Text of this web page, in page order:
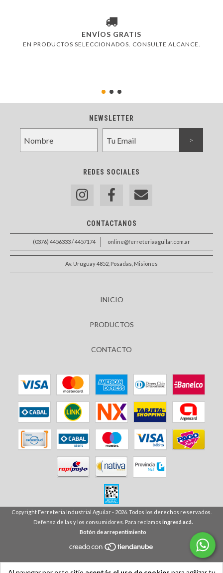
ENVÍOS GRATIS
EN PRODUCTOS SELECCIONADOS. CONSULTE ALCANCE.
NEWSLETTER
REDES SOCIALES
CONTACTANOS
(0376) 4456333 / 4457174 online@ferreteriaaguilar.com.ar
Av. Uruguay 4852, Posadas, Misiones
INICIO
PRODUCTOS
CONTACTO
Copyright Ferreteria Industrial Aguilar - 2026. Todos los derechos reservados.
Defensa de las y los consumidores. Para reclamos ingresá acá.
Botón de arrepentimiento